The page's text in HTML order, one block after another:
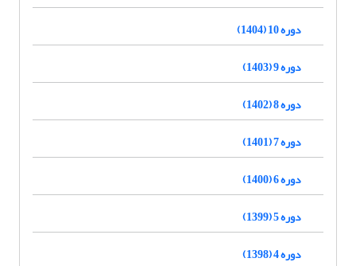
دوره 10 (1404)
دوره 9 (1403)
دوره 8 (1402)
دوره 7 (1401)
دوره 6 (1400)
دوره 5 (1399)
دوره 4 (1398)